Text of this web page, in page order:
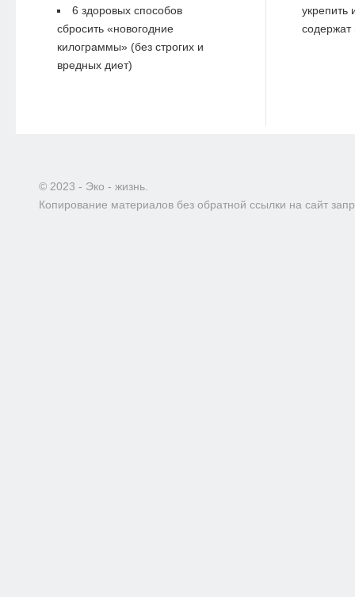
6 здоровых способов
сбросить «новогодние
килограммы» (без строгих и
вредных диет)
укрепить
содержат
© 2023 - Эко - жизнь.
Копирование материалов без обратной ссылки на сайт